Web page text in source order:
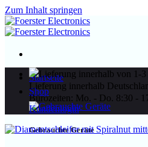
Zum Inhalt springen
Startseite
Shop
Gebrauchte Geräte
Lieferung innerhalb von 1-
Lieferung innerhalb
Bürozeiten: Mo. - Do. 8:30 -
Kundenlogin